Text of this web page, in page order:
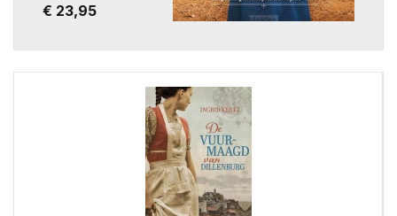
€ 23,95